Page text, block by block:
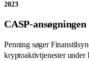
2023
CASP-ansøgningen
Penning søger
kryptoaktivtjenester